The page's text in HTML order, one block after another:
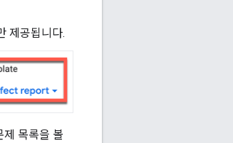
제공됩니다.
제 목록을 볼